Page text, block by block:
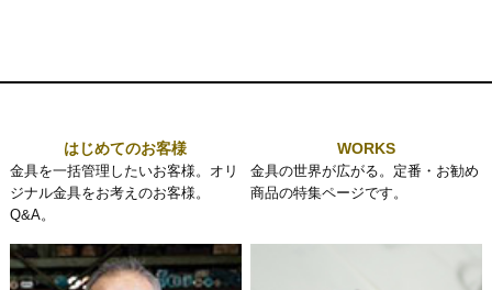
はじめてのお客様
金具を一括管理したいお客様。オリ
ジナル金具をお考えのお客様。
Q&A。
WORKS
金具の世界が広がる。定番・お勧め
商品の特集ページです。